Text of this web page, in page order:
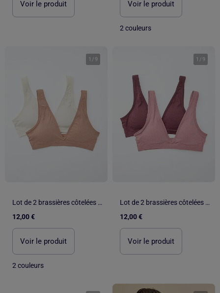
Voir le produit Voir le produit
2 couleurs
1 / 9
Lot de 2 brassières côtelées sans coutures
12,00 €
Voir le produit
2 couleurs
1 / 9
Lot de 2 brassières côtelées sans coutures
12,00 €
Voir le produit